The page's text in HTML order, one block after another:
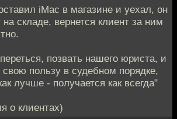
iMac в магазине и уехал, он
складе, вернется клиент за ним
позвать нашего юриста, и
пользу в судебном порядке,
лучше - получается как всегда"
о клиентах)